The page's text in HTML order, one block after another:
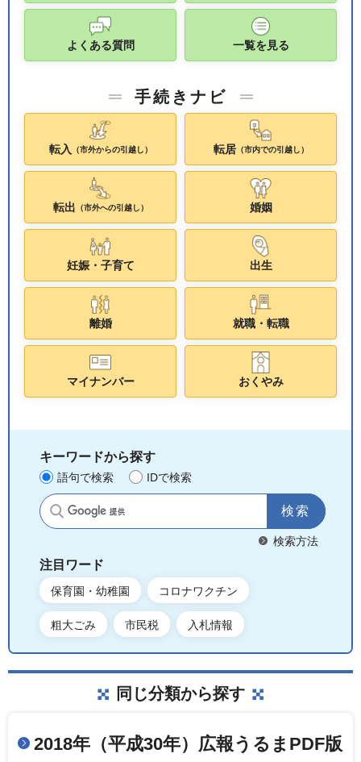
よくある質問 一覧を見る
手続きナビ
転入 （市外からの引越し） 転居（市内での引越し）
転出 （市外への引越し） 婚姻
妊娠・子育て 出生
離婚 就職・転職
マイナンバー おくやみ
キーワードから探す
語句で検索 IDで検索
サイト内検索
検索方法
注目ワード
保育園・幼稚園 コロナワクチン
粗大ごみ 市民税 入札情報
同じ分類から探す
2018年（平成30年）広報うるまPDF版